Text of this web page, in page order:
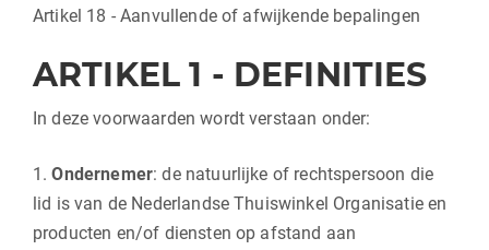
Artikel 18 - Aanvullende of afwijkende bepalingen
ARTIKEL 1 - DEFINITIES
In deze voorwaarden wordt verstaan onder:
1.Ondernemer: de natuurlijke of rechtspersoon die
lid is van de Nederlandse Thuiswinkel Organisatie en
producten en/of diensten op afstand aan